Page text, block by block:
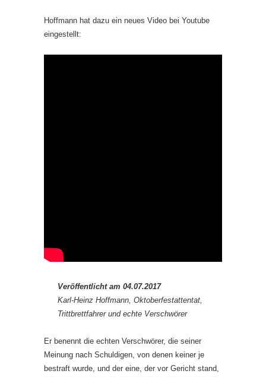
Hoffmann hat dazu ein neues Video bei Youtube
eingestellt:
Veröffentlicht am 04.07.2017
Karl-Heinz Hoffmann, Oktoberfestattentat,
Trittbrettfahrer und echte Verschwörer
Er benennt die echten Verschwörer, die seiner
Meinung nach Schuldigen, von denen keiner je
bestraft wurde, und der eine, der vor Gericht stand,